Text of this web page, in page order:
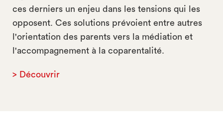
ces derniers un enjeu dans les tensions qui les
opposent. Ces solutions prévoient entre autres
l'orientation des parents vers la médiation et
l'accompagnement à la coparentalité.
> Découvrir